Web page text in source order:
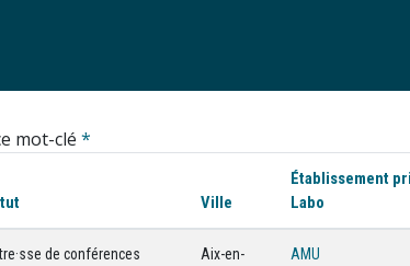
mot-clé *
Ville
Établissement
Labo
de conférences
Aix-en-
AMU